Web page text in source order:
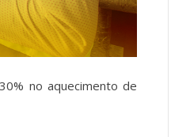
no aquecimento de